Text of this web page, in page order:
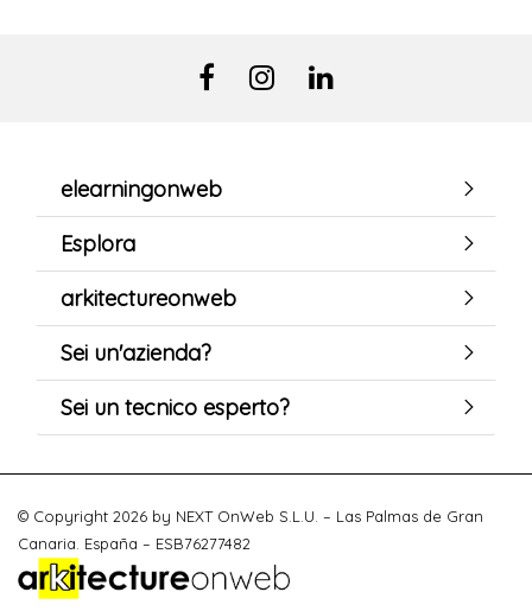
elearningonweb
Esplora
arkitectureonweb
Sei un'azienda?
Sei un tecnico esperto?
© Copyright 2026 by NEXT OnWeb S.L.U. – Las Palmas de Gran
Canaria. España – ESB76277482